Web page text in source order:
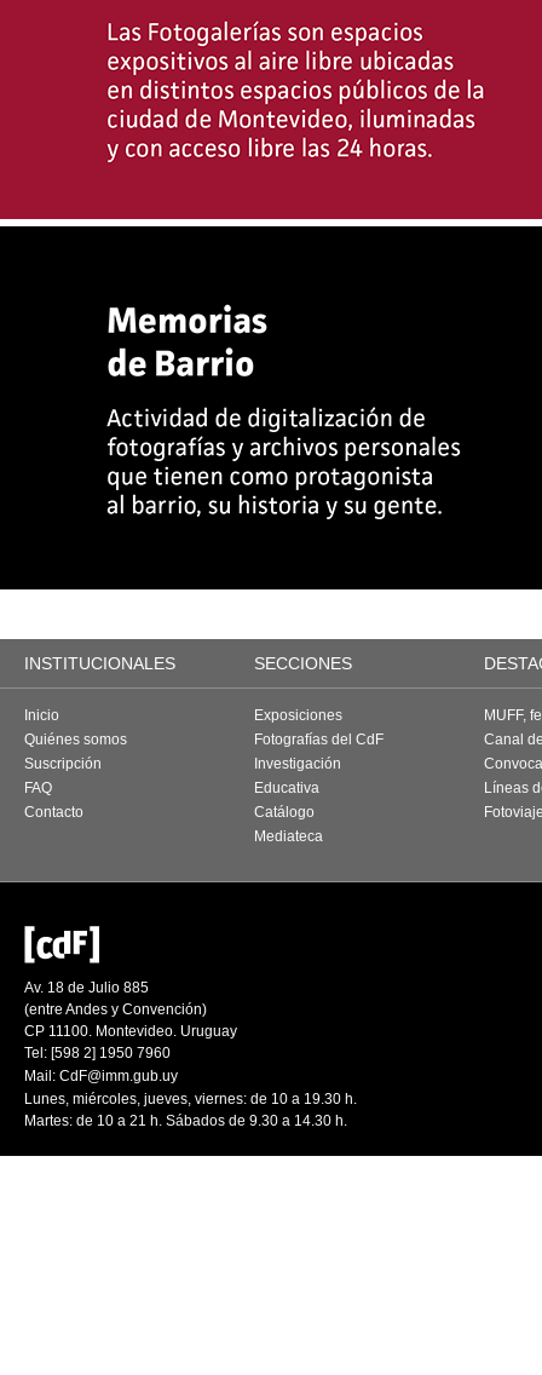
INSTITUCIONALES SECCIONES
Inicio
Quiénes somos
Suscripción
FAQ
Contacto
Exposiciones
Fotografías del CdF
Investigación
Educativa
Catálogo
Mediateca
MUFF,
Canal
Líneas
Av. 18 de Julio 885
(entre Andes y Convención)
CP 11100. Montevideo. Uruguay
Tel: [598 2] 1950 7960
Mail: CdF@imm.gub.uy
Lunes, miércoles, jueves, viernes: de 10 a 19.30 h.
Martes: de 10 a 21 h. Sábados de 9.30 a 14.30 h.